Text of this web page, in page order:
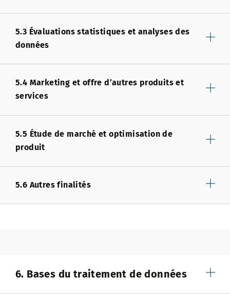
5.3 Évaluations statistiques et analyses des
données
5.4 Marketing et offre d’autres produits et
services
5.5 Étude de marché et optimisation de
produit
5.6 Autres finalités
6. Bases du traitement de données